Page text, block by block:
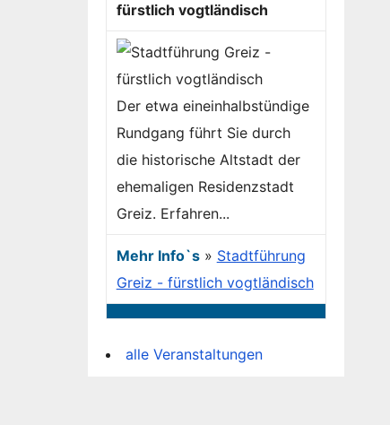
fürstlich vogtländisch
Der etwa eineinhalbstündige
Rundgang führt Sie durch
die historische Altstadt der
ehemaligen Residenzstadt
Greiz. Erfahren...
Mehr Info`s» Stadtführung
Greiz - fürstlich vogtländisch
alle Veranstaltungen